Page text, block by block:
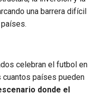
una barrera difícil
celebran el futbol en
cuantos países pueden
donde el